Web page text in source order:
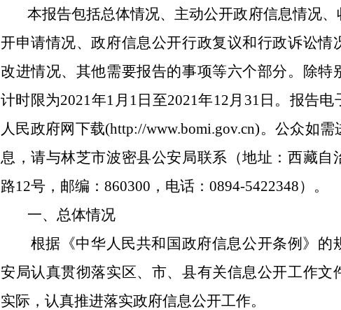
本报告包括总体情况、主动公开政府信息情况
开申请情况、政府信息公开行政复议和行政诉讼情
改进情况、其他需要报告的事项等六个部分。除特
计时限为2021年1 月 1 日至2021年12月 31 日。报告电
人民政府网下载(http://www.bomi.gov.cn)。公众如需
息，请与林芝市波密县公安局联系（地址：西藏自
路12号，邮编： 860300 ，电话： 0894-5422348）。
一、总体情况
根据《中华人民共和国政府信息公开条例》的
安局认真贯彻落实区、市、县有关信息公开工作文
实际，认真推进落实政府信息公开工作。